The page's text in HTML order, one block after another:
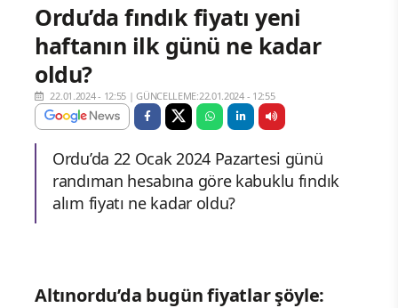
Ordu’da fındık fiyatı yeni
haftanın ilk günü ne kadar
oldu?
22.01.2024 - 12:55 |GÜNCELLEME:22.01.2024 - 12:55
Ordu’da 22 Ocak 2024 Pazartesi günü
randıman hesabına göre kabuklu fındık
alım fiyatı ne kadar oldu?
Altınordu’da bugün fiyatlar şöyle: